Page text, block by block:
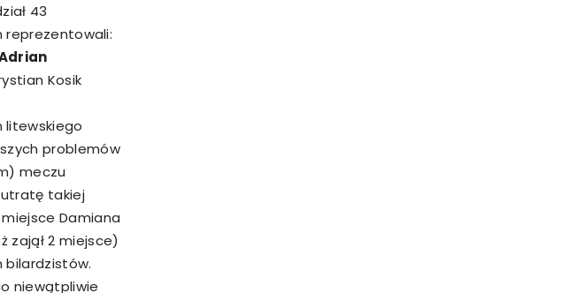
43
reprezentowali:
Kosik
litewskiego
problemów
meczu
utratę takiej
Damiana
zajął 2 miejsce)
bilardzistów.
niewątpliwie